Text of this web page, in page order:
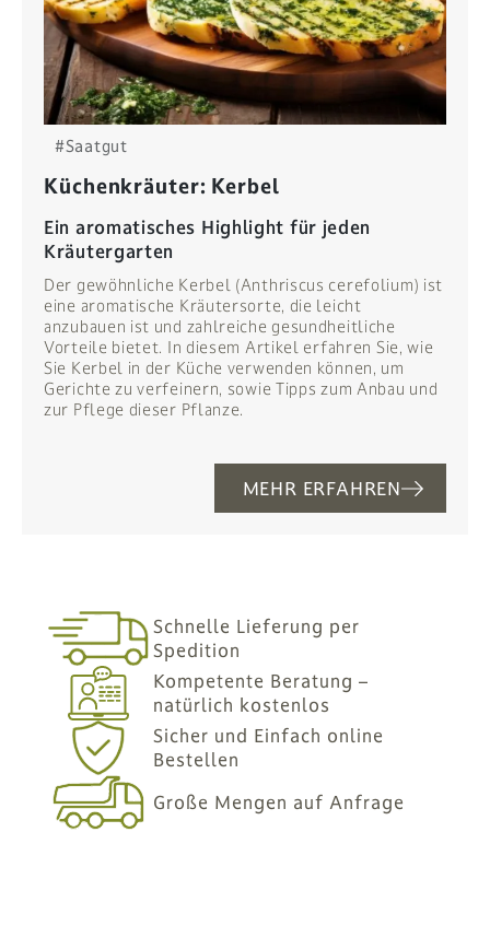
#Saatgut
Küchenkräuter: Kerbel
Ein aromatisches Highlight für jeden
Kräutergarten
Der gewöhnliche Kerbel (Anthriscus cerefolium) ist
eine aromatische Kräutersorte, die leicht
anzubauen ist und zahlreiche gesundheitliche
Vorteile bietet. In diesem Artikel erfahren Sie, wie
Sie Kerbel in der Küche verwenden können, um
Gerichte zu verfeinern, sowie Tipps zum Anbau und
zur Pflege dieser Pflanze.
MEHR ERFAHREN
Schnelle Lieferung per
Spedition
Kompetente Beratung –
natürlich kostenlos
Sicher und Einfach online
Bestellen
Große Mengen auf Anfrage